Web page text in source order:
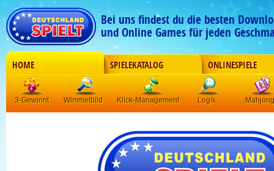
Bei uns findest du die besten
und Online Games für jeden
HOME SPIELEKATALOG ONLINESPIELE
3-Gewinnt Wimmelbild Klick-Management Logik Mahjong